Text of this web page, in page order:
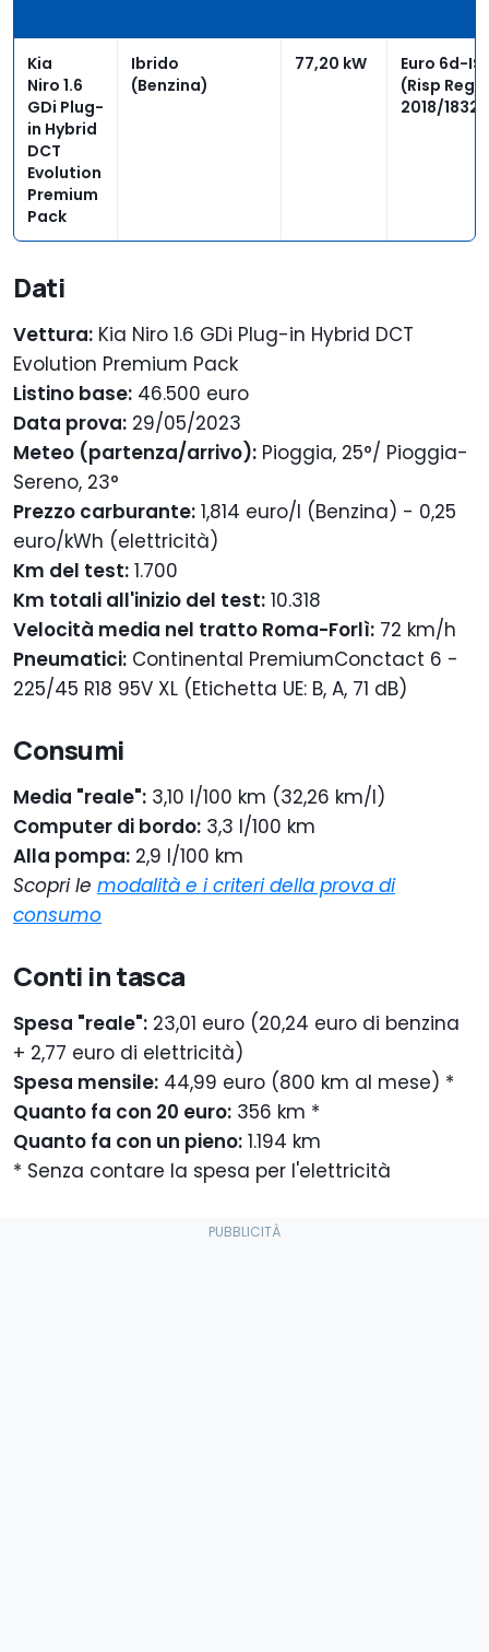
Kia
Niro 1.6
GDi Plug-
in Hybrid
DCT
Evolution
Premium
Pack
Ibrido
(Benzina)
77,20 kW
Euro 6d-
(Risp Reg
2018/1832
Dati
Vettura: Kia Niro 1.6 GDi Plug-in Hybrid DCT
Evolution Premium Pack
Listino base: 46.500 euro
Data prova: 29/05/2023
Meteo (partenza/arrivo): Pioggia, 25°/ Pioggia-
Sereno, 23°
Prezzo carburante: 1,814 euro/l (Benzina) - 0,25
euro/kWh (elettricità)
Km del test: 1.700
Km totali all'inizio del test: 10.318
Velocità media nel tratto Roma-Forlì: 72 km/h
Pneumatici: Continental PremiumConctact 6 -
225/45 R18 95V XL (Etichetta UE: B, A, 71 dB)
Consumi
Media "reale": 3,10 l/100 km (32,26 km/l)
Computer di bordo: 3,3 l/100 km
Alla pompa: 2,9 l/100 km
Scopri le modalità e i criteri della prova di
consumo
Conti in tasca
Spesa "reale": 23,01 euro (20,24 euro di benzina
+ 2,77 euro di elettricità)
Spesa mensile: 44,99 euro (800 km al mese) *
Quanto fa con 20 euro: 356 km *
Quanto fa con un pieno: 1.194 km
* Senza contare la spesa per l'elettricità